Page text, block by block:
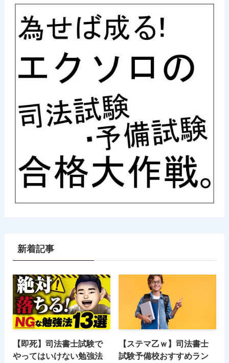
新着記事
【即死】司法書士試験で
やってはいけない勉強法
【ステマ乙ｗ】司法書士
試験予備校おすすめラン